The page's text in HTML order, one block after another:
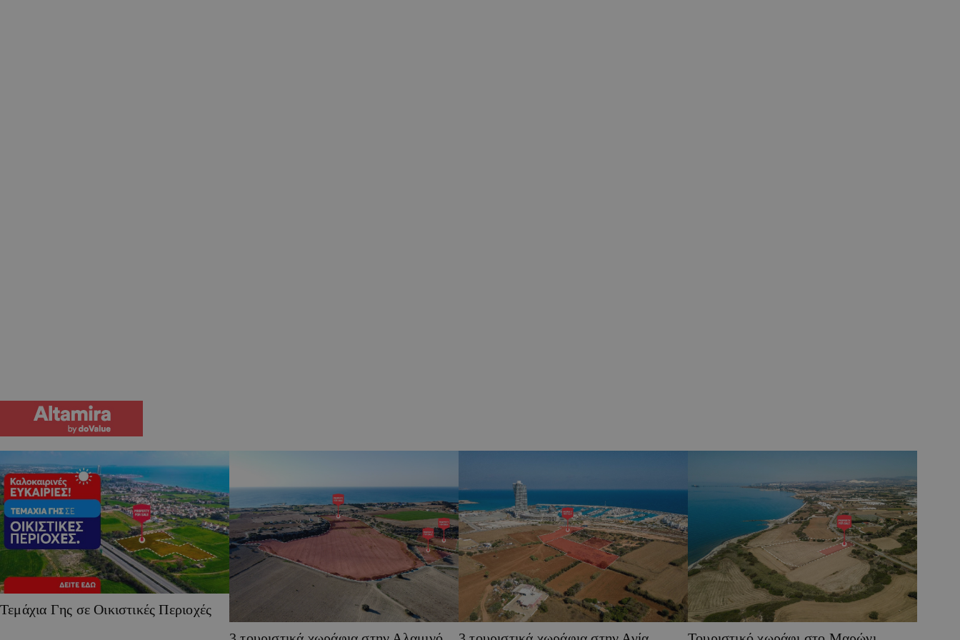
Τεμάχια Γης σε Οικιστικές Περιοχές